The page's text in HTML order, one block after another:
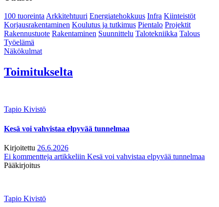
100 tuoreintaArkkitehtuuri Energiatehokkuus Infra Kiinteistöt
Korjausrakentaminen Koulutus ja tutkimus Pientalo Projektit
Rakennustuote Rakentaminen Suunnittelu Talotekniikka Talous
Työelämä
Näkökulmat
Toimitukselta
Tapio Kivistö
Kesä voi vahvistaa elpyvää tunnelmaa
Kirjoitettu 26.6.2026
Ei kommentteja artikkeliin Kesä voi vahvistaa elpyvää tunnelmaa
Pääkirjoitus
Tapio Kivistö